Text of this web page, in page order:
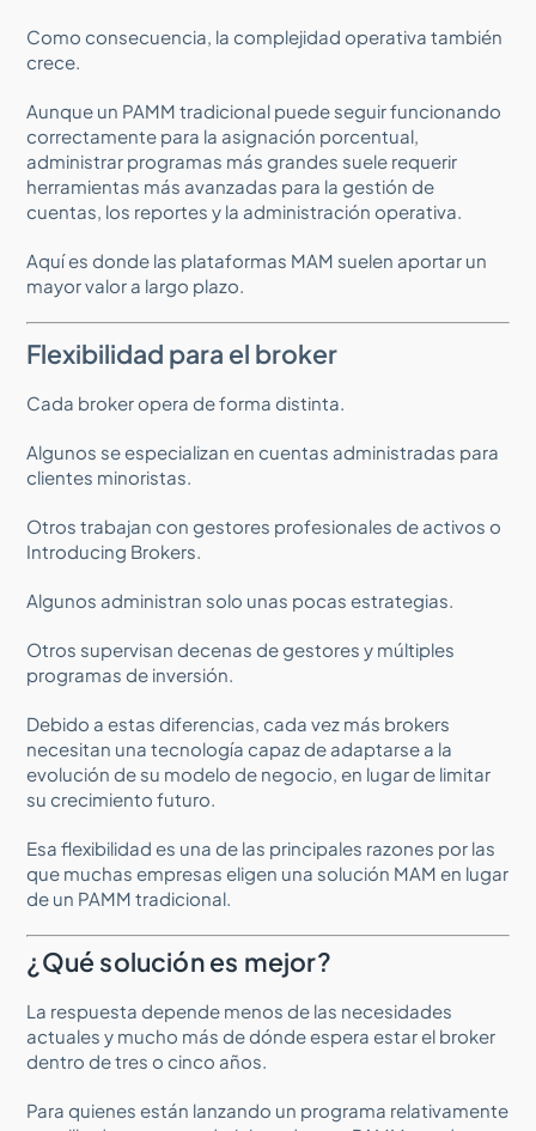
Como consecuencia, la complejidad operativa también
crece.
Aunque un PAMM tradicional puede seguir funcionando
correctamente para la asignación porcentual,
administrar programas más grandes suele requerir
herramientas más avanzadas para la gestión de
cuentas, los reportes y la administración operativa.
Aquí es donde las plataformas MAM suelen aportar un
mayor valor a largo plazo.
Flexibilidad para el broker
Cada broker opera de forma distinta.
Algunos se especializan en cuentas administradas para
clientes minoristas.
Otros trabajan con gestores profesionales de activos o
Introducing Brokers.
Algunos administran solo unas pocas estrategias.
Otros supervisan decenas de gestores y múltiples
programas de inversión.
Debido a estas diferencias, cada vez más brokers
necesitan una tecnología capaz de adaptarse a la
evolución de su modelo de negocio, en lugar de limitar
su crecimiento futuro.
Esa flexibilidad es una de las principales razones por las
que muchas empresas eligen una solución MAM en lugar
de un PAMM tradicional.
¿Qué solución es mejor?
La respuesta depende menos de las necesidades
actuales y mucho más de dónde espera estar el broker
dentro de tres o cinco años.
Para quienes están lanzando un programa relativamente